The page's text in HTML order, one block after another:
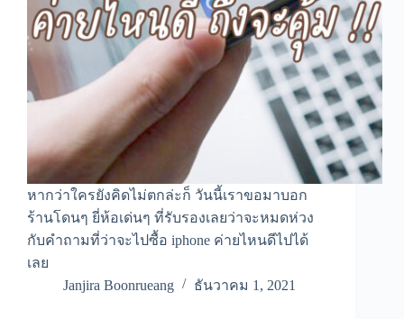
หากว่าใครยังคิดไม่ตกล่ะก็ วันนี้เราขอมาบอก
ร้านโดนๆ ยี่ห้อเด่นๆ ที่รับรองเลยว่าจะหมดห่วง
กับคำถามที่ว่าจะไปซื้อ iphone ค่ายไหนดีไปได้
เลย
Janjira Boonrueang
ธันวาคม 1, 2021